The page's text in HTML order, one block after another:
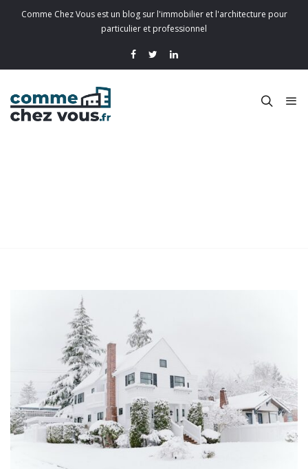
Comme Chez Vous est un blog sur l'immobilier et l'architecture pour
particulier et professionnel